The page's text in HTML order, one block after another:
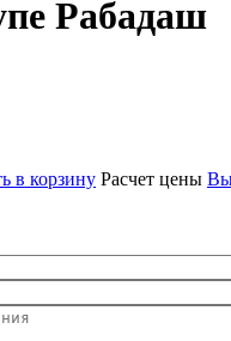
Рабадаш
в корзину Расчет цены